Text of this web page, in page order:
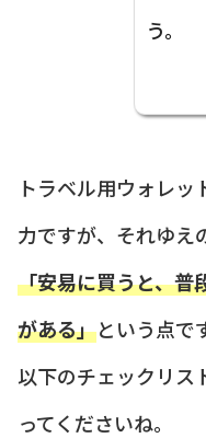
う。
トラベル用ウォレ
力ですが、それゆえ
「安易に買うと、普
がある」という点で
以下のチェックリス
ってくださいね。